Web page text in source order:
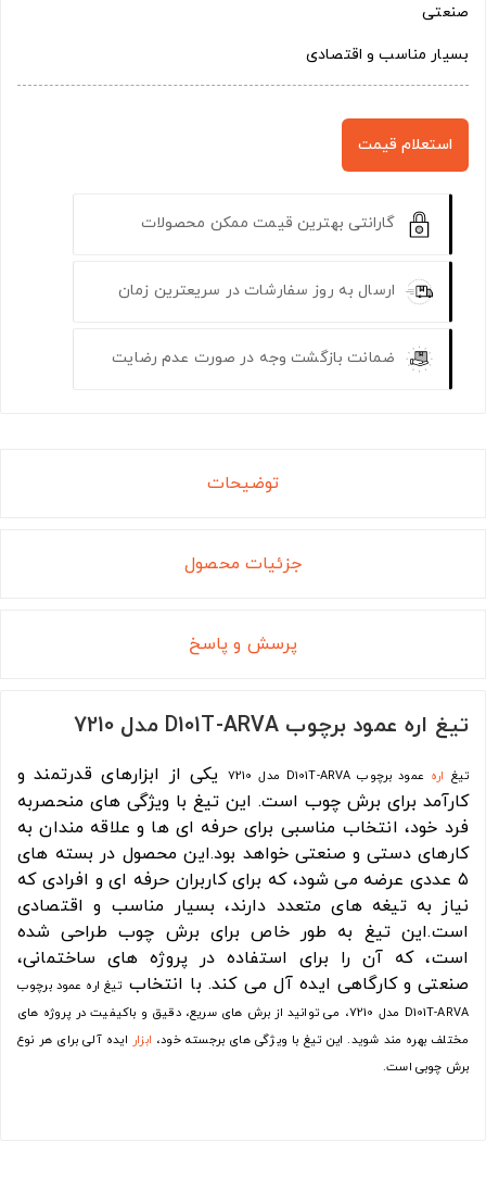
صنعتی
بسیار مناسب و اقتصادی
استعلام قیمت
گارانتی بهترین قیمت ممکن محصولات
ارسال به روز سفارشات در سریعترین زمان
ضمانت بازگشت وجه در صورت عدم رضایت
توضیحات
جزئیات محصول
پرسش و پاسخ
تيغ اره عمود برچوب D101T-ARVA مدل 7210
تيغ اره عمود برچوب D101T-ARVA مدل 7210
یکی از ابزارهای قدرتمند و
کارآمد برای برش چوب است. این تیغ با ویژگی های منحصربه
فرد خود، انتخاب مناسبی برای حرفه ای ها و علاقه مندان به
کارهای دستی و صنعتی خواهد بود.این محصول در بسته های
۵ عددی عرضه می شود، که برای کاربران حرفه ای و افرادی که
نیاز به تیغه های متعدد دارند، بسیار مناسب و اقتصادی
است.این تیغ به طور خاص برای برش چوب طراحی شده
است، که آن را برای استفاده در پروژه های ساختمانی،
صنعتی و کارگاهی ایده آل می کند. با انتخاب تيغ اره عمود برچوب
D101T-ARVA مدل 7210
، می توانید از برش های سریع، دقیق و باکیفیت در پروژه های
مختلف بهره مند شوید. این تیغ با ویژگی های برجسته خود، ابزار ایده آلی برای هر نوع
برش چوبی است.